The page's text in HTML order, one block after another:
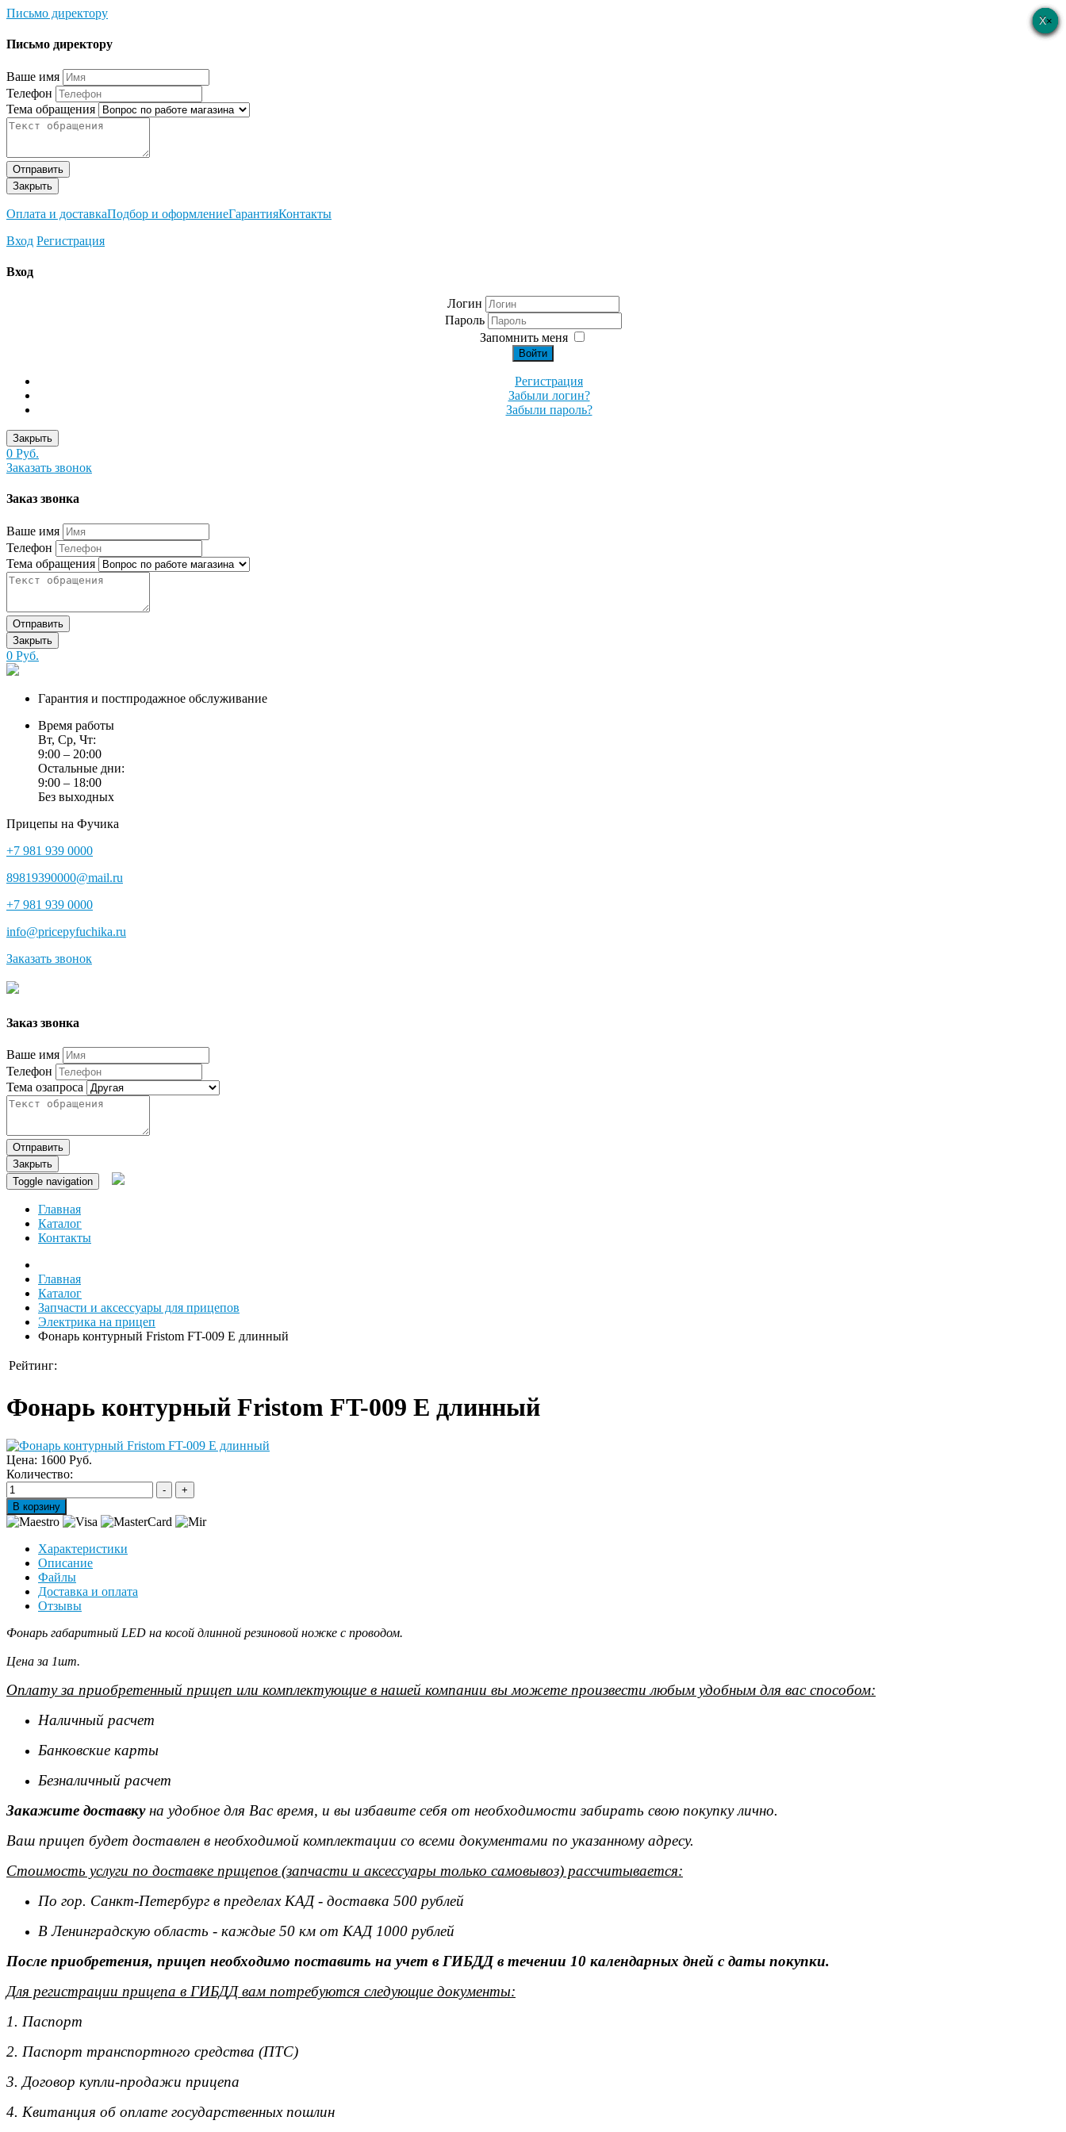
Письмо директору
×
Письмо директору
Ваше имя
Телефон
Тема обращения
Отправить
Закрыть
Оплата и доставкаПодбор и оформлениеГарантияКонтакты
Вход Регистрация
×
Вход
Логин
Пароль
Запомнить меня
Войти
Регистрация
Забыли логин?
Забыли пароль?
Закрыть
0 Руб.
Заказать звонок
×
Заказ звонка
Ваше имя
Телефон
Тема обращения
Отправить
Закрыть
0 Руб.
Гарантия и постпродажное обслуживание
Время работы
Вт, Ср, Чт:
9:00 – 20:00
Остальные дни:
9:00 – 18:00
Без выходных
Прицепы на Фучика
+7 981 939 0000
89819390000@mail.ru
+7 981 939 0000
info@pricepyfuchika.ru
Заказать звонок
×
Заказ звонка
Ваше имя
Телефон
Тема озапроса
Отправить
Закрыть
Toggle navigation
Главная
Каталог
Контакты
Главная
Каталог
Запчасти и аксессуары для прицепов
Электрика на прицеп
Фонарь контурный Fristom FT-009 Е длинный
Рейтинг:
Фонарь контурный Fristom FT-009 Е длинный
Цена: 1600 Руб.
Количество:
Характеристики
Описание
Файлы
Доставка и оплата
Отзывы
Фонарь габаритный LED на косой длинной резиновой ножке с проводом.
Цена за 1шт.
Оплату за приобретенный прицеп или комплектующие в нашей компании вы можете произвести любым удобным для вас способом:
Наличный расчет
Банковские карты
Безналичный расчет
Закажите доставкуна удобное для Вас время, и вы избавите себя от необходимости забирать свою покупку лично.
Ваш прицеп будет доставлен в необходимой комплектации со всеми документами по указанному адресу.
Стоимость услуги по доставке прицепов (запчасти и аксессуары только самовывоз) рассчитывается:
По гор. Санкт-Петербург в пределах КАД - доставка 500 рублей
В Ленинградскую область - каждые 50 км от КАД 1000 рублей
После приобретения, прицеп необходимо поставить на учет в ГИБДД в течении 10 календарных дней с даты покупки.
Для регистрации прицепа в ГИБДД вам потребуются следующие документы:
1. Паспорт
2. Паспорт транспортного средства (ПТС)
3. Договор купли-продажи прицепа
4. Квитанция об оплате государственных пошлин
×